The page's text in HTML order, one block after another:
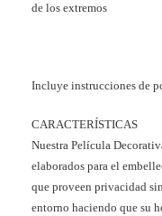
de los extremos
Incluye instrucciones de
CARACTERÍSTICAS
Nuestra Película
elaborados para el
que proveen privacidad
entorno haciendo que su